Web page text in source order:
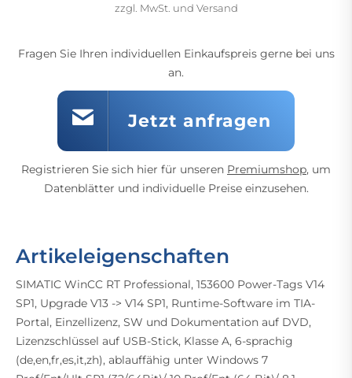
zzgl. MwSt. und Versand
Fragen Sie Ihren individuellen Einkaufspreis gerne bei uns
an.
Jetzt anfragen
Registrieren Sie sich hier für unseren Premiumshop, um
Datenblätter und individuelle Preise einzusehen.
Artikeleigenschaften
SIMATIC WinCC RT Professional, 153600 Power-Tags V14
SP1, Upgrade V13 -> V14 SP1, Runtime-Software im TIA-
Portal, Einzellizenz, SW und Dokumentation auf DVD,
Lizenzschlüssel auf USB-Stick, Klasse A, 6-sprachig
(de,en,fr,es,it,zh), ablauffähig unter Windows 7